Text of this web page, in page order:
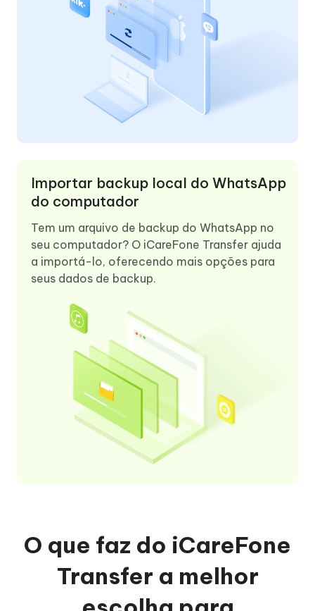
Importar backup local do WhatsApp
do computador
Tem um arquivo de backup do WhatsApp no ​​
seu computador? O iCareFone Transfer ajuda
a importá-lo, oferecendo mais opções para
seus dados de backup.
O que faz do iCareFone
Transfer a melhor